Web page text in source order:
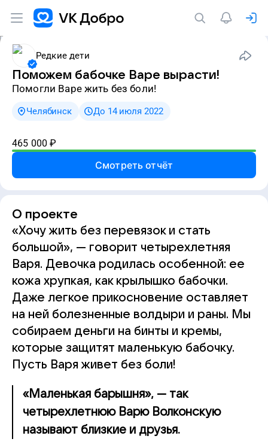
Редкие дети
Поможем бабочке Варе вырасти!
Помогли Варе жить без боли!
Челябинск До 14 июля 2022
465 000 ₽
Смотреть отчёт
О проекте
«Хочу жить без перевязок и стать
большой», — говорит четырехлетняя
Варя. Девочка родилась особенной: ее
кожа хрупкая, как крылышко бабочки.
Даже легкое прикосновение оставляет
на ней болезненные волдыри и раны. Мы
собираем деньги на бинты и кремы,
которые защитят маленькую бабочку.
Пусть Варя живет без боли!
«Маленькая барышня», — так
четырехлетнюю Варю Волконскую
называют близкие и друзья.